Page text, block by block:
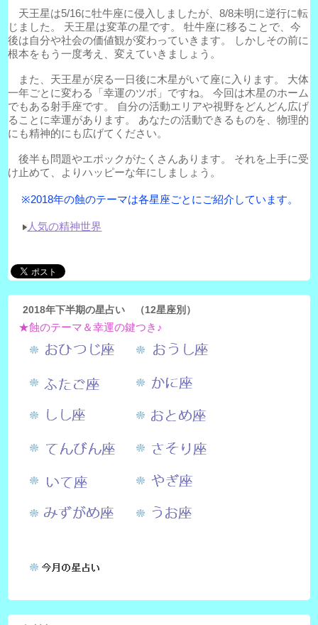
天王星は5/16に牡牛座に侵入しましたが、8/8未明に逆行に転
じました。 天王星は変革の星です。 牡牛座に移ることで、今
後は自分や社会の価値観が変わっていきます。 しかしその前に
根本をもう一度考え、変えていきましょう。
また、天王星が戻る一日後に木星がいて座に入ります。 大体
一年ごとに変わる「幸運のツボ」ですね。 今回は木星のホーム
でもある射手座です。 自分の活動エリアや視野をどんどん広げ
ることに幸運があります。 あなたの活動できるものを、物理的
にも精神的にも広げてください。
後半も問題やエポックがたくさんあります。 それを上手に受
け止めて、よりハッピーな年にしましょう。
※2018年の蝕のテーマは各星座ごとにご紹介しています。
人気の精神世界
2018年下半期の星占い （12星座別）
★蝕のテーマ＆幸運の鍵つき♪